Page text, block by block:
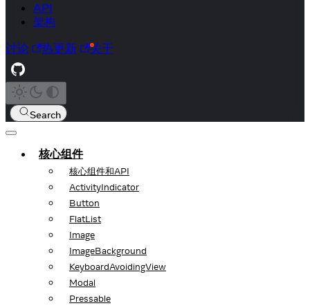
API
架构
讨论 热更新 关于
Search
核心组件
核心组件和API
ActivityIndicator
Button
FlatList
Image
ImageBackground
KeyboardAvoidingView
Modal
Pressable